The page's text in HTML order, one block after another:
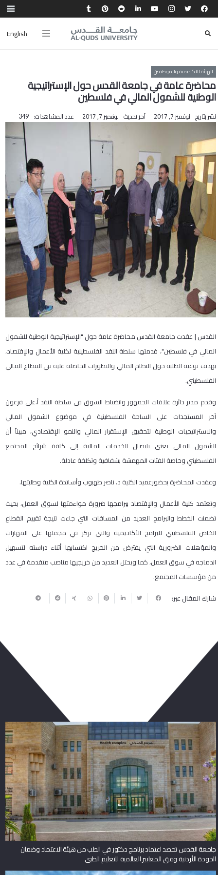
English
الهيئة الاكاديمية والموظفين
محاضرة عامة في جامعة القدس حول الإستراتيجية
الوطنية للشمول المالي في فلسطين
نشر بتاريخ نوفمبر 7, 2017 آخر تحديث نوفمبر 7, 2017 عدد المشاهدات: 349
القدس | عقدت جامعة القدس محاضرة عامة حول "الإستراتيجية الوطنية للشمول
المالي في فلسطين"، قدمتها سلطة النقد الفلسطينية لكلية الأعمال والإقتصاد،
بهدف توعية الطلبة حول النظام المالي والتطورات الحاصلة عليه في القطاع المالي
الفلسطيني.
وقدم مدير دائرة علاقات الجمهور وانضباط السوق في سلطة النقد أ.علي فرعون
آخر المستجدات على الساحة الفلسطينية في موضوع الشمول المالي
والاستراتيجيات الوطنية لتحقيق الإستقرار المالي والنمو الإقتصادي، مبيناً أن
الشمول المالي يعنى بايصال الخدمات المالية إلى كافة شرائح المجتمع
الفلسطيني وخاصة الفئات المهمشة بشفافية وتكلفة عادلة.
وعقدت المحاضرة بحضورعميد الكلية د. ناصر طهبوب وأساتذة الكلية وطلبتها.
وتعتمد كلية الأعمال والإقتصاد ببرامجها ضرورة مواءمتها لسوق العمل، بحيث
تضمنت الخطط والبرامج العديد من المساقات التي جاءت نتيجة تقييم القطاع
الخاص الفلسطيني للبرامج الأكاديمية والتي تركز في مجملها على المهارات
والمؤهلات الضرورية التي يفترض من الخريج اكتسابها أثناء دراسته لتسهيل
اندماجه في سوق العمل، كما ويحتل العديد من خريجيها مناصب متقدمة في عدد
من مؤسسات المجتمع.
شارك المقال عبر:
جامعة القدس تحصد اعتماد برنامج دكتور في الطب من هيئة الاعتماد وضمان
الجودة الأردنية وفق المعايير العالمية للتعليم الطبي